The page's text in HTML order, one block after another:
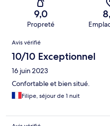
9,0
Propreté
Avis
Avis vérifié
10/10 Exceptionnel
16 juin 2023
Confortable et bien situé.
Filipe, séjour de 1 nuit